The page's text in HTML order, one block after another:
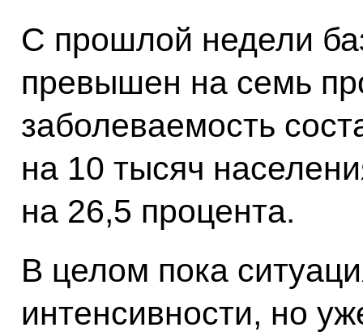
С прошлой недели
превышен на семь
заболеваемость
на 10 тысяч
на 26,5 процента.
В целом пока
интенсивности, но